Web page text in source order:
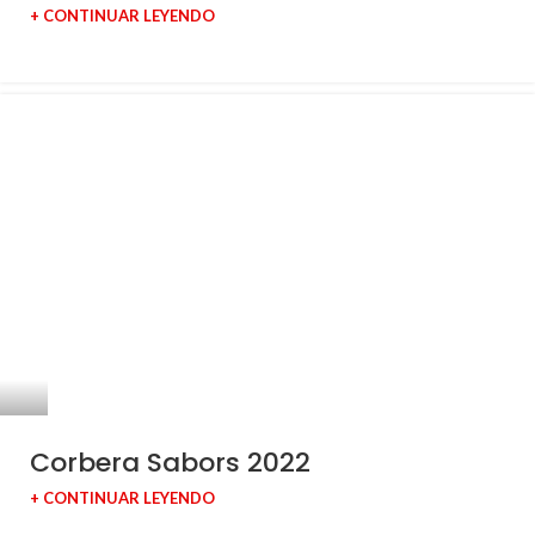
+ CONTINUAR LEYENDO
Corbera Sabors 2022
+ CONTINUAR LEYENDO